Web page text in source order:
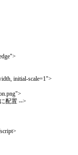
>
initial-scale=1">
>
配置 -->